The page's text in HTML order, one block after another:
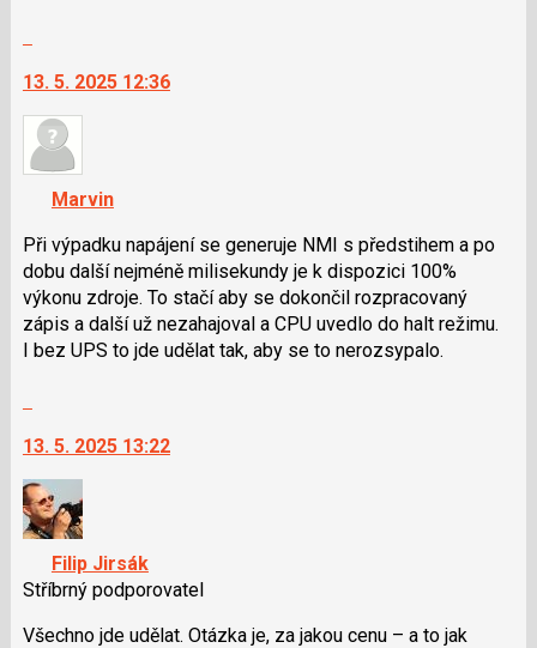
nový
názor
další
nový
názor.
navigaci
lze
použít
i
klávesy
N
pro
pro
předchozí
nový
názor
13. 5. 2025 12:36
Marvin
Při výpadku napájení se generuje NMI s předstihem a po
dobu další nejméně milisekundy je k dispozici 100%
výkonu zdroje. To stačí aby se dokončil rozpracovaný
zápis a další už nezahajoval a CPU uvedlo do halt režimu.
I bez UPS to jde udělat tak, aby se to nerozsypalo.
další
nový
názor.
K
navigaci
lze
použít
i
13. 5. 2025 13:22
Filip Jirsák
Stříbrný podporovatel
Všechno jde udělat. Otázka je, za jakou cenu – a to jak